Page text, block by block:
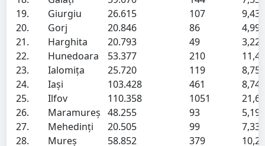
19.
Giurgiu 26.615 107
9,43
20.
Gorj 20.846 86
4,99
21.
Harghita 20.793 49
3,22
22.
Hunedoara 53.377 210
11,47
23.
Ialomița 25.720 119
8,75
24.
Iași 103.428 461
8,74
25.
Ilfov 110.358 1051
21,63
26.
Maramureș 48.255 93
5,19
27.
Mehedinți 20.505 99
7,33
28.
Mureș 58.852 379
10,20